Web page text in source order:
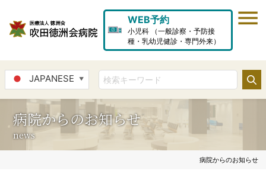
WEB予約
小児科 （一般診察・予防接
種・乳幼児健診・専門外来）
JAPANESE ▼
病院からのお知らせ
news
病院からのお知らせ